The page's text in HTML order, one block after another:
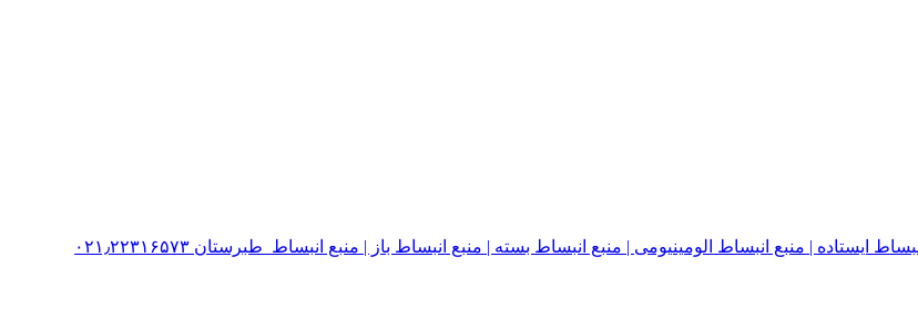
| منبع انبساط الومینیومی | منبع انبساط بسته | منبع انبساط باز | منبع انبساط طبرستان ۰۲۱٫۲۲۳۱۶۵۷۳